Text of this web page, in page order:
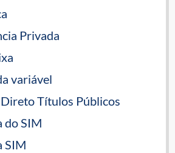
Privada
variável
Títulos Públicos
do SIM
SIM